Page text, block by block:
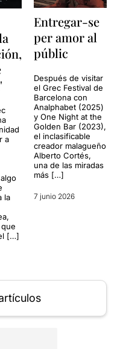
a
la
[…]
Entregar-se
per amor al
públic
Después de visitar
el Grec Festival de
Barcelona con
Analphabet (2025)
y One Night at the
Golden Bar (2023),
el inclasificable
creador malagueño
Alberto Cortés,
una de las miradas
más […]
7 junio 2026